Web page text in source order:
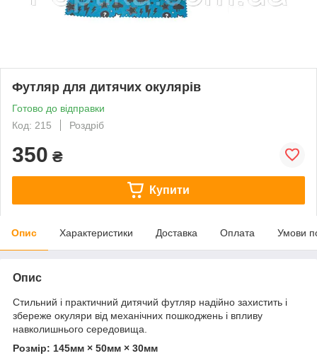
Футляр для дитячих окулярів
Готово до відправки
Код: 215
Роздріб
350 ₴
Купити
Опис Характеристики Доставка Оплата Умови
Опис
Стильний і практичний дитячий футляр надійно захистить і
збереже окуляри від механічних пошкоджень і впливу
навколишнього середовища.
Розмір: 145мм × 50мм × 30мм